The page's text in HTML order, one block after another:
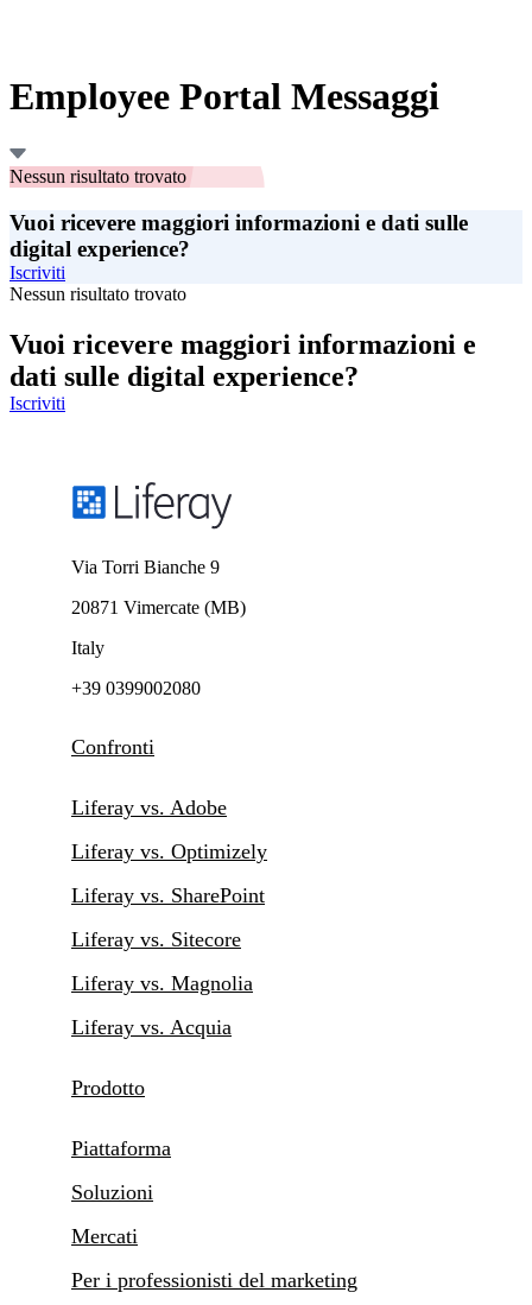
Employee Portal Messaggi
Nessun risultato trovato
Vuoi ricevere maggiori informazioni e dati sulle
digital experience?
Iscriviti
Nessun risultato trovato
Vuoi ricevere maggiori informazioni e
dati sulle digital experience?
Iscriviti
Via Torri Bianche 9
20871 Vimercate (MB)
Italy
+39 0399002080
Confronti
Liferay vs. Adobe
Liferay vs. Optimizely
Liferay vs. SharePoint
Liferay vs. Sitecore
Liferay vs. Magnolia
Liferay vs. Acquia
Prodotto
Piattaforma
Soluzioni
Mercati
Per i professionisti del marketing